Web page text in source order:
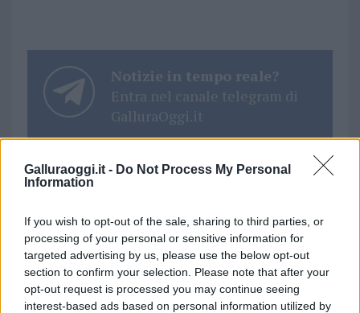
Galluraoggi.it - Do Not Process My Personal
Information
If you wish to opt-out of the sale, sharing to third parties, or
processing of your personal or sensitive information for
targeted advertising by us, please use the below opt-out
section to confirm your selection. Please note that after your
opt-out request is processed you may continue seeing
interest-based ads based on personal information utilized by
Notizie in tempo reale?
Entra nel canale telegram di
GalluraOggi.it
i tuoi video e le tue foto
Su WhatsApp al numero +39
345 356 7512